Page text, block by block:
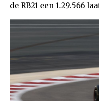
de RB21 een 1.29.566